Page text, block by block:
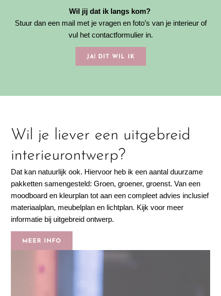
Wil jij dat ik langs kom?
Stuur dan een mail met je vragen en foto’s van je interieur of
vul het contactformulier in.
JA! DIT WIL IK
Wil je liever een uitgebreid
interieurontwerp?
Dat kan natuurlijk ook. Hiervoor heb ik een aantal duurzame
pakketten samengesteld: Groen, groener, groenst. Van een
moodboard en kleurplan tot aan een compleet advies inclusief
materiaalplan, meubelplan en lichtplan. Kijk voor meer
informatie bij uitgebreid ontwerp.
MEER INFO